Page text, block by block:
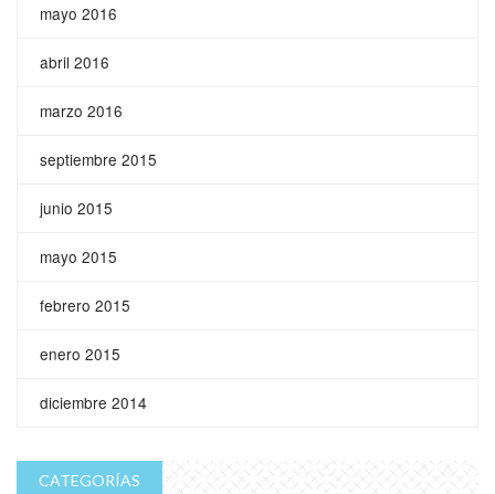
mayo 2016
abril 2016
marzo 2016
septiembre 2015
junio 2015
mayo 2015
febrero 2015
enero 2015
diciembre 2014
CATEGORÍAS